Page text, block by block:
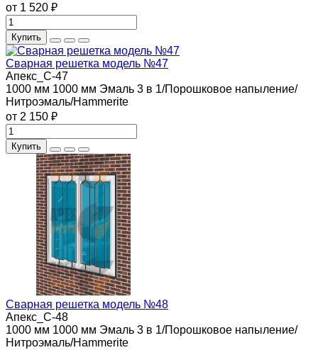
от 1 520 ₽
Купить
Сварная решетка модель №47
Апекс_С-47
1000 мм 1000 мм Эмаль 3 в 1/Порошковое напыление/
Нитроэмаль/Hammerite
от 2 150 ₽
Купить
Сварная решетка модель №48
Апекс_С-48
1000 мм 1000 мм Эмаль 3 в 1/Порошковое напыление/
Нитроэмаль/Hammerite